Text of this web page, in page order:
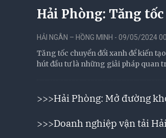
Hải Phòng: Tăng
HẢI NGÂN – HỒNG MINH - 09/05/2024
Tăng tốc chuyển đổi xanh để kiến
hút đầu tư là những giải pháp quan
>>>Hải Phòng: Mở đường
>>>Doanh nghiệp vận tải